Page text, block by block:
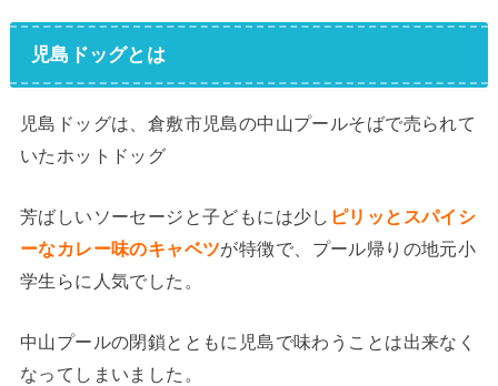
児島ドッグとは
児島ドッグは、倉敷市児島の中山プールそばで売られて
いたホットドッグ
芳ばしいソーセージと子どもには少し ピリッとスパイシ
ーなカレー味のキャベツが特徴で、プール帰りの地元小
学生らに人気でした。
中山プールの閉鎖とともに児島で味わうことは出来なく
なってしまいました。